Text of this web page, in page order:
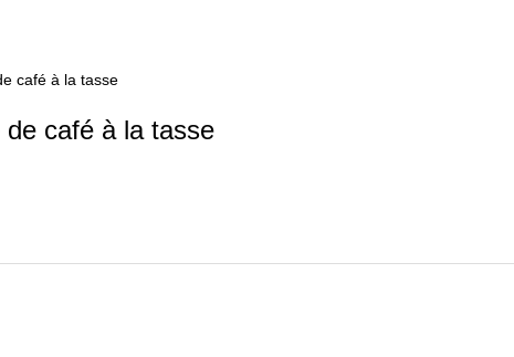
café à la tasse
café à la tasse